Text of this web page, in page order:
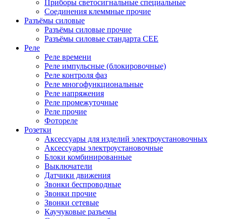
Приборы светосигнальные специальные
Соединения клеммные прочие
Разъёмы силовые
Разъёмы силовые прочие
Разъёмы силовые стандарта CEE
Реле
Реле времени
Реле импульсные (блокировочные)
Реле контроля фаз
Реле многофункциональные
Реле напряжения
Реле промежуточные
Реле прочие
Фотореле
Розетки
Аксессуары для изделий электроустановочных
Аксессуары электроустановочные
Блоки комбинированные
Выключатели
Датчики движения
Звонки беспроводные
Звонки прочие
Звонки сетевые
Каучуковые разъемы